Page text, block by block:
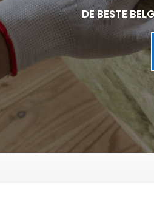
DE BESTE